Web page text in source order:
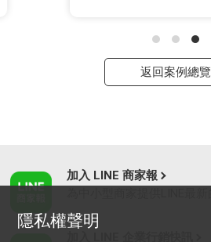
返回案例總覽
加入 LINE 商家報
隱私權聲明